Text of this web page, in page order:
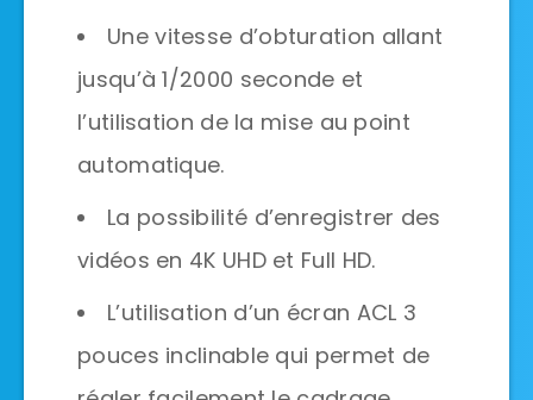
Une vitesse d’obturation allant
jusqu’à 1/2000 seconde et
l’utilisation de la mise au point
automatique.
La possibilité d’enregistrer des
vidéos en 4K UHD et Full HD.
L’utilisation d’un écran ACL 3
pouces inclinable qui permet de